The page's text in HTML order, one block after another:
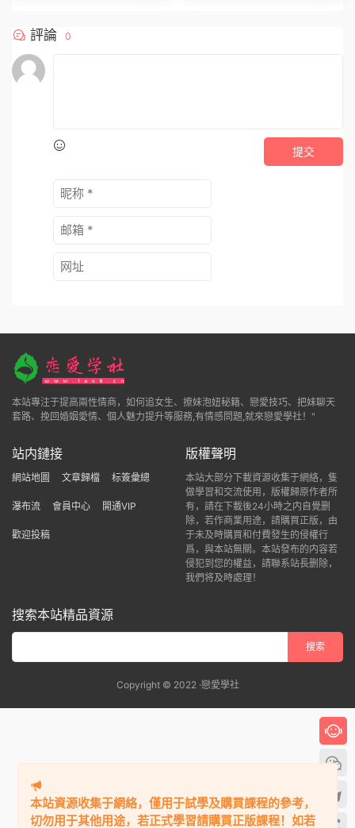
評論 0
提交
本站專注于提高兩性情商，如何追女生、撩妹泡妞秘籍、戀愛技巧、把妹聊天
套路、挽回婚姻愛情、個人魅力提升等服務,有情感問題,就來戀愛學社！"
站内鏈接
網站地圖 文章歸檔 标簽彙總
瀑布流 會員中心 開通VIP
歡迎投稿
版權聲明
本站大部分下載資源收集于網絡，隻
做學習和交流使用，版權歸原作者所
有，請在下載後24小時之内自覺删
除，若作商業用途，請購買正版，由
于未及時購買和付費發生的侵權行
爲，與本站無關。本站發布的内容若
侵犯到您的權益，請聯系站長删除，
我們将及時處理！
搜索本站精品資源
Copyright © 2022 ·戀愛學社
本站資源收集于網絡，僅用于試學及購買課程的參考，
切勿用于其他用途，若正式學習請購買正版課程！如若